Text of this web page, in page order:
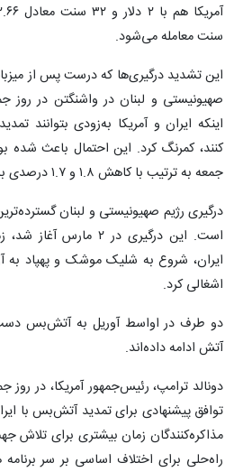
سنت معامله می‌شود.
این تشدید درگیری‌ها که درست پس از
صهیونیستی و لبنان در واشنگتن در روز
اینکه ایران و آمریکا به‌زودی بتوانند
کنند، کمرنگ کرد. این احتمال باعث شده
جمعه به ترتیب با کاهش ۱.۸ و ۱.۷ درصدی بسته شوند.
درگیری رژیم صهیونیستی و لبنان
است. این درگیری در ۲
ایران، شروع به شلیک موشک و پهپاد
اشغالی کرد.
دو طرف در اواسط آوریل به آتش‌بس دست
آتش ادامه داده‌اند.
دونالد ترامپ، رئیس‌جمهور آمریکا، در
توافق پیشنهادی برای تمدید آتش‌بس با
مذاکره‌کنندگان زمان بیشتری برای تلاش
راه‌حلی برای اختلاف اساسی بر سر